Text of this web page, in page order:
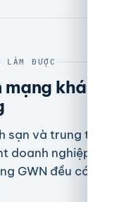
ĐƯỢC
khách
và trung tâm
doanh nghiệp thay
GWN đều có sẵn,